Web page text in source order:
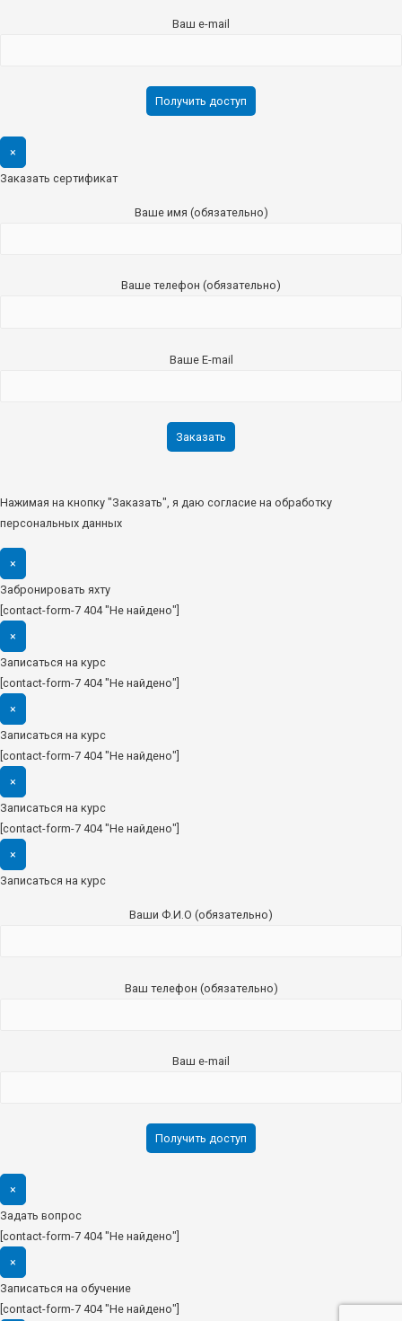
Ваш e-mail
×
Заказать сертификат
Ваше имя (обязательно)
Ваше телефон (обязательно)
Ваше E-mail
Нажимая на кнопку "Заказать", я даю согласие на обработку
персональных данных
×
Забронировать яхту
[contact-form-7 404 "Не найдено"]
×
Записаться на курс
[contact-form-7 404 "Не найдено"]
×
Записаться на курс
[contact-form-7 404 "Не найдено"]
×
Записаться на курс
[contact-form-7 404 "Не найдено"]
×
Записаться на курс
Ваши Ф.И.О (обязательно)
Ваш телефон (обязательно)
Ваш e-mail
×
Задать вопрос
[contact-form-7 404 "Не найдено"]
×
Записаться на обучение
[contact-form-7 404 "Не найдено"]